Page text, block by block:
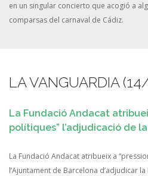
en un singular concierto que acogió a
comparsas del carnaval de Cádiz.
LA VANGUARDIA
La Fundació Andacat
polítiques” l’adjudicació de la
La Fundació Andacat atribueix a
l’Ajuntament de Barcelona d’adjudicar la